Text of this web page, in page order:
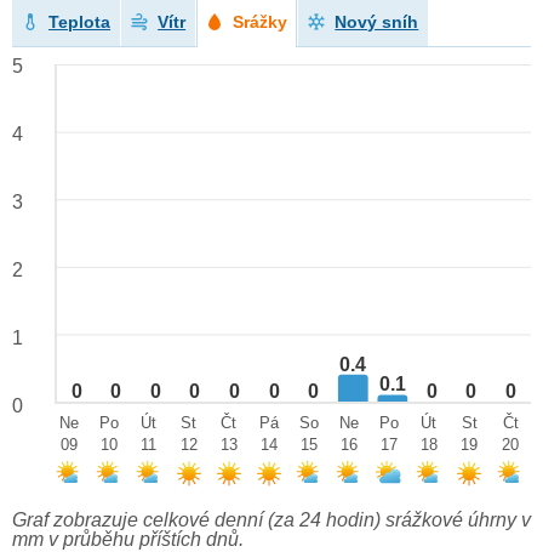
Teplota Vítr Srážky Nový sníh
0 0 0 0 0 0 0
0.4
0.1
0 0 0
5
4
3
2
1
0
Ne
09
Po
10
Út
11
St
12
Čt
13
Pá
14
So
15
Ne
16
Po
17
Út
18
St
19
Čt
20
Graf zobrazuje celkové denní (za 24 hodin) srážkové úhrny v
mm v průběhu příštích dnů.